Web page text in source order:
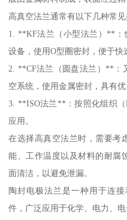
高真空法兰通常有以下几种常见
1. **KF法兰（小型法兰）**：
设备，使用O型圈密封，便于快
2. **CF法兰（圆盘法兰）**：
空系统，使用金属密封，具有优
3. **ISO法兰**：按照化组织
应用。
在选择高真空法兰时，需要考
能、工作温度以及材料的耐腐
面清洁，以避免泄漏。
陶封电极法兰是一种用于连
件，广泛应用于化学、电力、